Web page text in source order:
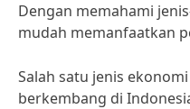
Dengan memahami
mudah memanfaatkan
Salah satu jenis
berkembang di